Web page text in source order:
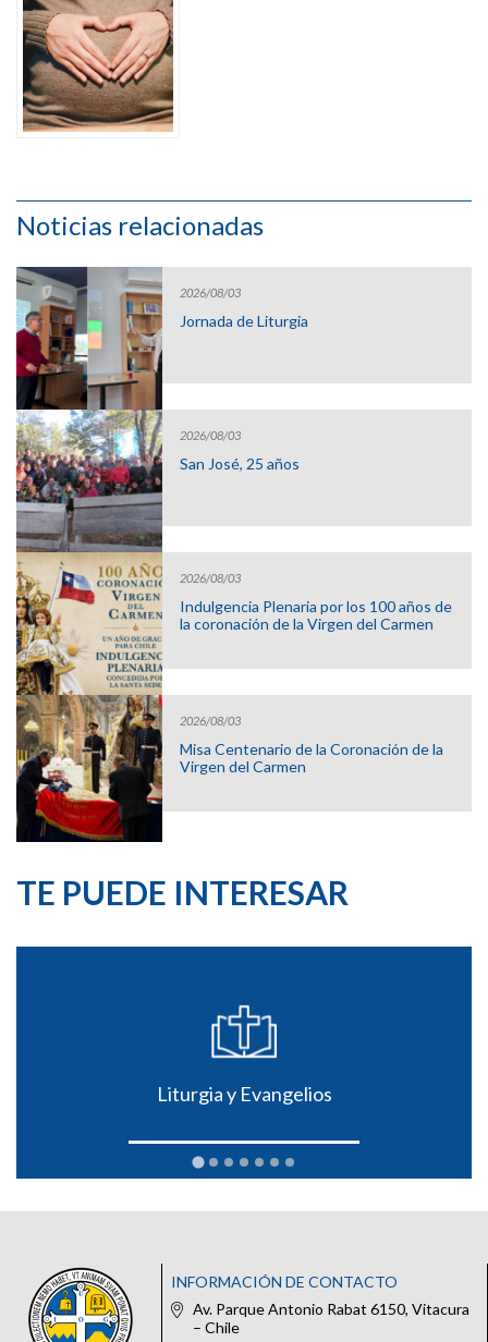
Noticias relacionadas
2026/08/03
Jornada de Liturgia
2026/08/03
San José, 25 años
2026/08/03
Indulgencia Plenaria por los 100 años de
la coronación de la Virgen del Carmen
2026/08/03
Misa Centenario de la Coronación de la
Virgen del Carmen
TE PUEDE INTERESAR
Liturgia y Evangelios
INFORMACIÓN DE CONTACTO
Av. Parque Antonio Rabat 6150, Vitacura
– Chile